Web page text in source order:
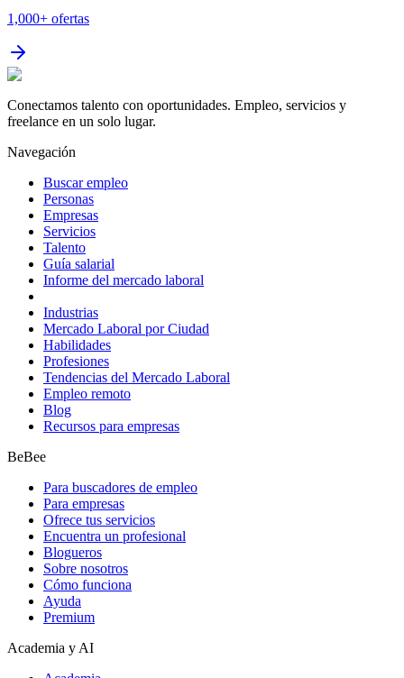
1,000+ ofertas
Conectamos talento con oportunidades. Empleo, servicios y
freelance en un solo lugar.
Navegación
Buscar empleo
Personas
Empresas
Servicios
Talento
Guía salarial
Informe del mercado laboral
Industrias
Mercado Laboral por Ciudad
Habilidades
Profesiones
Tendencias del Mercado Laboral
Empleo remoto
Blog
Recursos para empresas
BeBee
Para buscadores de empleo
Para empresas
Ofrece tus servicios
Encuentra un profesional
Blogueros
Sobre nosotros
Cómo funciona
Ayuda
Premium
Academia y AI